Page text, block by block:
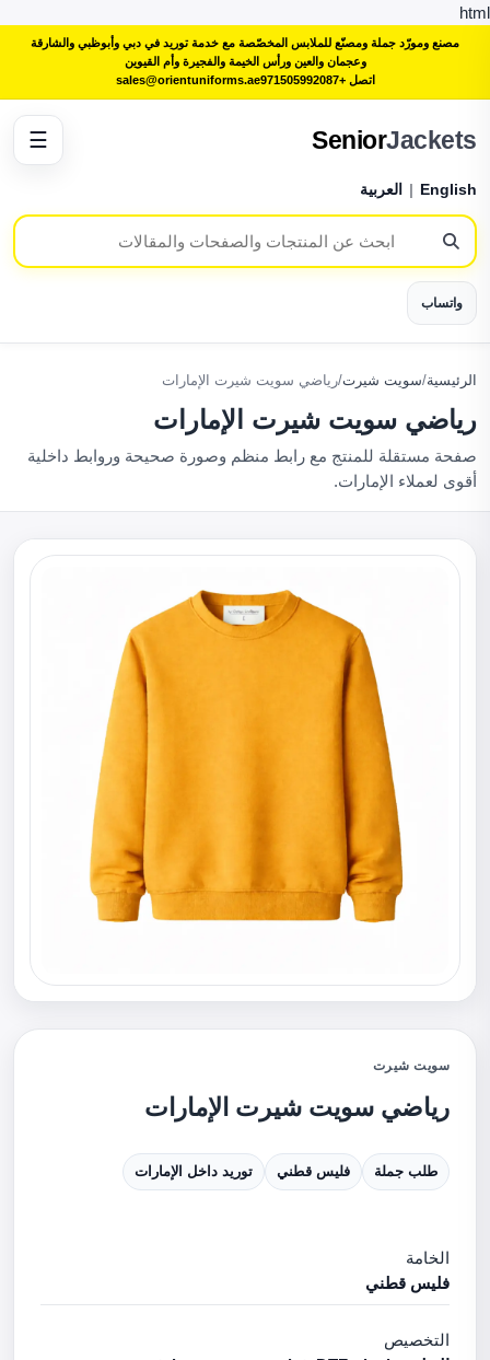
html
مصنع ومورّد جملة ومصنّع للملابس المخصّصة مع خدمة توريد في دبي وأبوظبي والشارقة
وعجمان والعين ورأس الخيمة والفجيرة وأم القيوين
اتصل +971505992087
sales@orientuniforms.ae
SeniorJackets
English
| العربية
واتساب
☰
الرئيسية/سويت شيرت/رياضي سويت شيرت الإمارات
رياضي سويت شيرت الإمارات
صفحة مستقلة للمنتج مع رابط منظم وصورة صحيحة وروابط داخلية
أقوى لعملاء الإمارات.
سويت شيرت
رياضي سويت شيرت الإمارات
طلب جملة فليس قطني توريد داخل الإمارات
الخامة
فليس قطني
التخصيص